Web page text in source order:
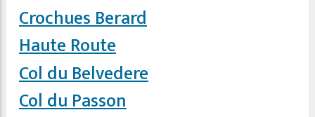
Crochues Berard
Haute Route
Col du Belvedere
Col du Passon